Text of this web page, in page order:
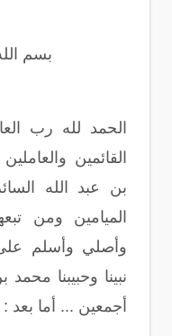
بسم
الحمد لله رب
القائمين
بن عبد الله
الميامين ومن
وأصلي وأسلم على
نبينا وحبيبنا
أجمعين ... أما بعد :